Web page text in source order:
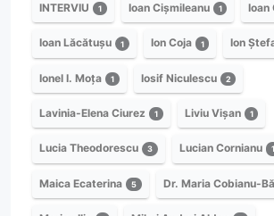
INTERVIU 1 Ioan Cișmileanu 1 Ioan
Ioan Lăcătușu 1 Ion Coja 1 Ion
Ionel I. Moța 1 Iosif Niculescu 2
Lavinia-Elena Ciurez 1 Liviu Vișan 1
Lucia Theodorescu 3 Lucian Cornianu 1
Maica Ecaterina 5 Dr. Maria Cobianu-